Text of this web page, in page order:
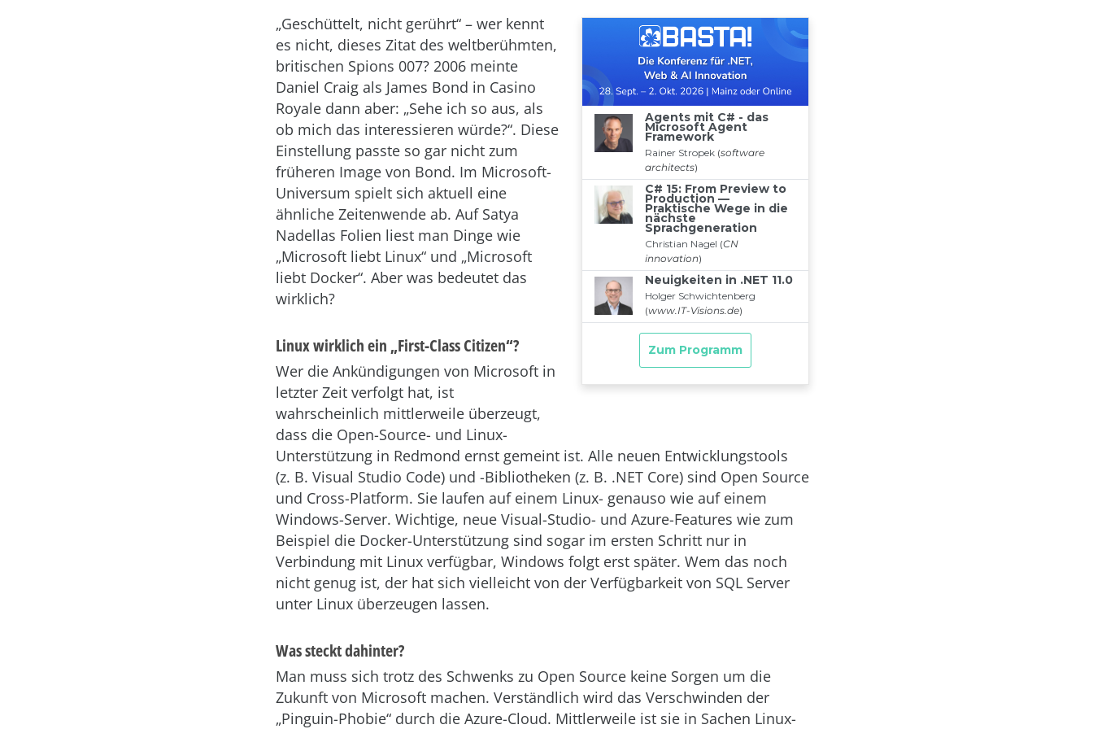
„Geschüttelt, nicht gerührt“ – wer kennt
es nicht, dieses Zitat des weltberühmten,
britischen Spions 007? 2006 meinte
Daniel Craig als James Bond in Casino
Royale dann aber: „Sehe ich so aus, als
ob mich das interessieren würde?“. Diese
Einstellung passte so gar nicht zum
früheren Image von Bond. Im Microsoft-
Universum spielt sich aktuell eine
ähnliche Zeitenwende ab. Auf Satya
Nadellas Folien liest man Dinge wie
„Microsoft liebt Linux“ und „Microsoft
liebt Docker“. Aber was bedeutet das
wirklich?
Linux wirklich ein „First-Class Citizen“?
Wer die Ankündigungen von Microsoft in
letzter Zeit verfolgt hat, ist
wahrscheinlich mittlerweile überzeugt,
dass die Open-Source- und Linux-
Unterstützung in Redmond ernst gemeint ist. Alle neuen Entwicklungstools
(z. B. Visual Studio Code) und -Bibliotheken (z. B. .NET Core) sind Open Source
und Cross-Platform. Sie laufen auf einem Linux- genauso wie auf einem
Windows-Server. Wichtige, neue Visual-Studio- und Azure-Features wie zum
Beispiel die Docker-Unterstützung sind sogar im ersten Schritt nur in
Verbindung mit Linux verfügbar, Windows folgt erst später. Wem das noch
nicht genug ist, der hat sich vielleicht von der Verfügbarkeit von SQL Server
unter Linux überzeugen lassen.
Was steckt dahinter?
Man muss sich trotz des Schwenks zu Open Source keine Sorgen um die
Zukunft von Microsoft machen. Verständlich wird das Verschwinden der
„Pinguin-Phobie“ durch die Azure-Cloud. Mittlerweile ist sie in Sachen Linux-